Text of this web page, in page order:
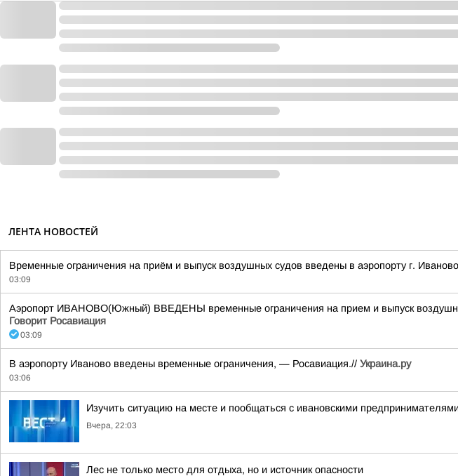
ЛЕНТА НОВОСТЕЙ
Временные ограничения на приём и выпуск воздушных судов введены в аэропорту г.
03:09
Аэропорт ИВАНОВО(Южный) ВВЕДЕНЫ временные ограничения на прием и выпуск
Говорит Росавиация
03:09
В аэропорту Иваново введены временные ограничения, — Росавиация.// Украина.ру
03:06
Изучить ситуацию на месте и пообщаться с ивановскими
Вчера, 22:03
Лес не только место для отдыха, но и источник опасности